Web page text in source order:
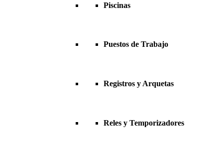
Piscinas
Puestos de Trabajo
Registros y Arquetas
Reles y Temporizadores